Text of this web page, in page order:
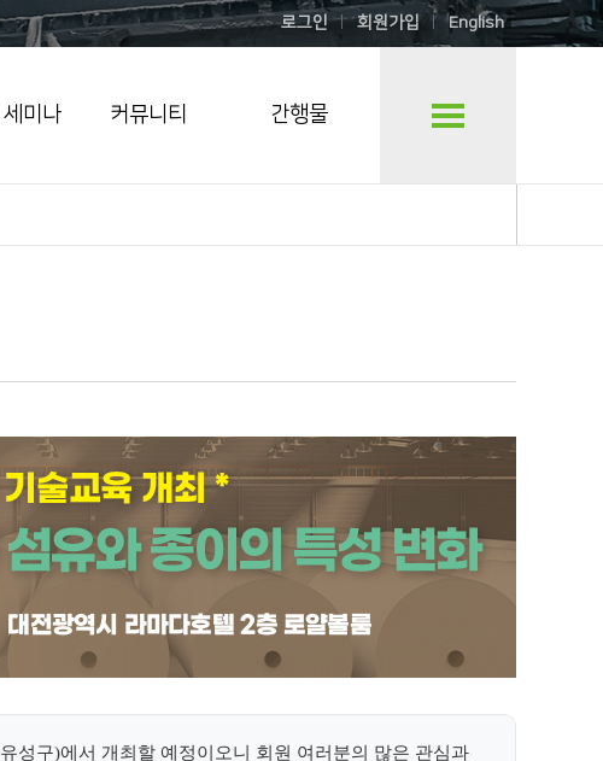
로그인 회원가입 English
미나 커뮤니티 간행물
성구)에서 개최할 예정이오니 회원 여러분의 많은 관심과